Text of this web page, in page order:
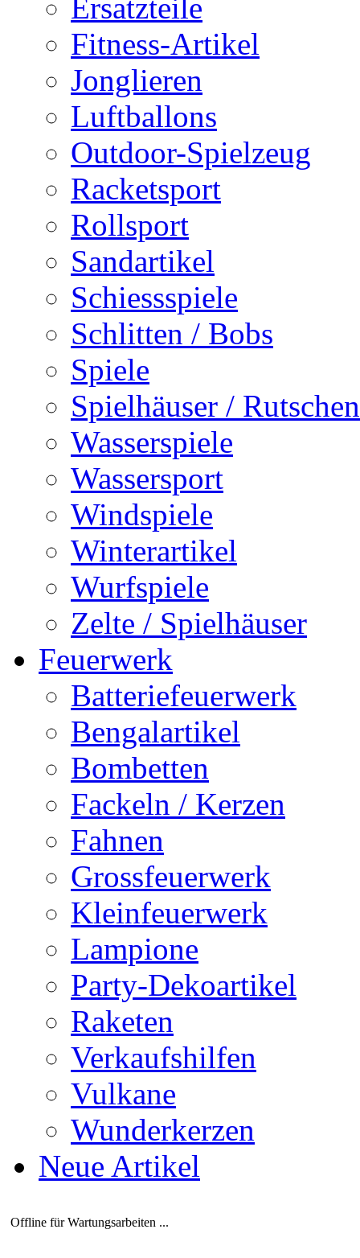
Ersatzteile
Fitness-Artikel
Jonglieren
Luftballons
Outdoor-Spielzeug
Racketsport
Rollsport
Sandartikel
Schiessspiele
Schlitten / Bobs
Spiele
Spielhäuser / Rutschen
Wasserspiele
Wassersport
Windspiele
Winterartikel
Wurfspiele
Zelte / Spielhäuser
Feuerwerk
Batteriefeuerwerk
Bengalartikel
Bombetten
Fackeln / Kerzen
Fahnen
Grossfeuerwerk
Kleinfeuerwerk
Lampione
Party-Dekoartikel
Raketen
Verkaufshilfen
Vulkane
Wunderkerzen
Neue Artikel
Offline für Wartungsarbeiten ...